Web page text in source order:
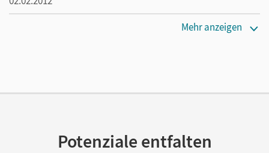
Mehr anzeigen
Potenziale entfalten